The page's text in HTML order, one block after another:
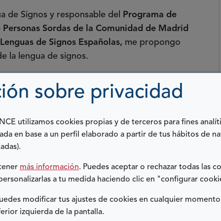
sobre privacidad
utilizamos cookies propias y de terceros para fines
en base a un perfil elaborado a partir de tus hábitos de
más información. Puedes aceptar o rechazar todas las
a tu medida haciendo clic en "configurar
modificar tus ajustes de cookies en cualquier
izquierda de la pantalla.
de Signos y responsable del
Programa de
Sordas de la Comunidad de Madrid
de Signos Españolas, me propongo
la lengua de signos.
lengua de signos
de tres niveles, siguiendo el
a personas que quieren aprender lengua de
y profesionales muy diversos,
audición y necesitan la lengua de signos como
atiendo a familias sordas y oyentes con
e información sobre educación, ayudas
y de comunicación entre padres e hijos,
familiares y la comunicación entre todos los